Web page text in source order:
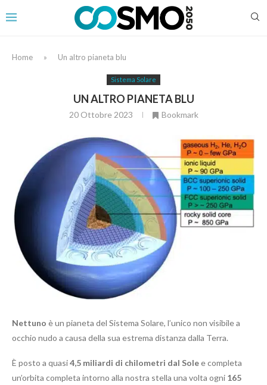
Home » Un altro pianeta blu
Sistema Solare
UN ALTRO PIANETA BLU
20 Ottobre 2023 Bookmark
Nettuno è un pianeta del Sistema Solare, l’unico non visibile a
occhio nudo a causa della sua estrema distanza dalla Terra.
È posto a quasi4,5 miliardi di chilometri dal Solee completa
un’orbita completa intorno alla nostra stella una volta ogni 165